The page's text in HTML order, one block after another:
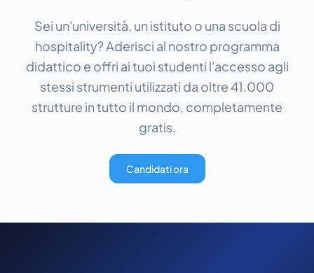
Sei un'università, un istituto o una scuola di
hospitality? Aderisci al nostro programma
didattico e offri ai tuoi studenti l'accesso agli
stessi strumenti utilizzati da oltre 41.000
strutture in tutto il mondo, completamente
gratis.
Candidati ora